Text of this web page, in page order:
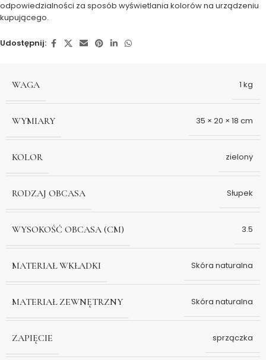
odpowiedzialności za sposób wyświetlania kolorów na urządzeniu
kupującego.
Udostępnij:
WAGA 1 kg
WYMIARY 35 × 20 × 18 cm
KOLOR zielony
RODZAJ OBCASA Słupek
WYSOKOŚĆ OBCASA (CM) 3.5
MATERIAŁ WKŁADKI Skóra naturalna
MATERIAŁ ZEWNĘTRZNY Skóra naturalna
ZAPIĘCIE sprzączka